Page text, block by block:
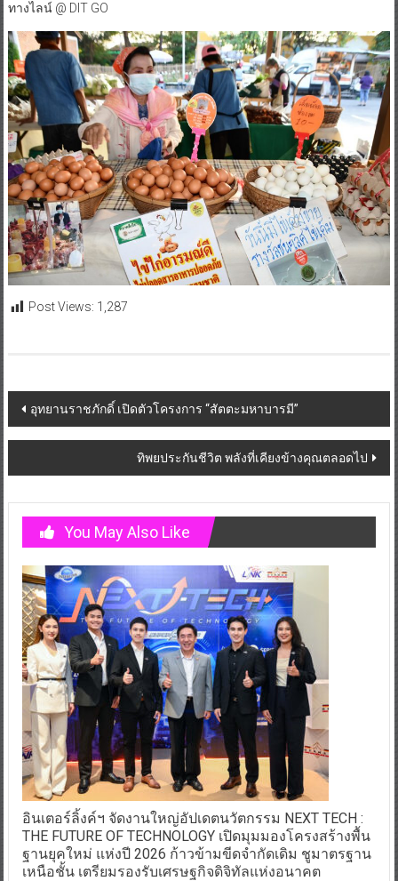
ทางไลน์ @ DIT GO
Post Views: 1,287
Post
navigation
อุทยานราชภักดิ์ เปิดตัวโครงการ “สัตตะมหาบารมี”
ทิพยประกันชีวิต พลังที่เคียงข้างคุณตลอดไป
You May Also Like
อินเตอร์ลิ้งค์ฯ จัดงานใหญ่อัปเดตนวัตกรรม NEXT TECH :
THE FUTURE OF TECHNOLOGY เปิดมุมมองโครงสร้างพื้น
ฐานยุคใหม่ แห่งปี 2026 ก้าวข้ามขีดจำกัดเดิม ชูมาตรฐาน
เหนือชั้น เตรียมรองรับเศรษฐกิจดิจิทัลแห่งอนาคต